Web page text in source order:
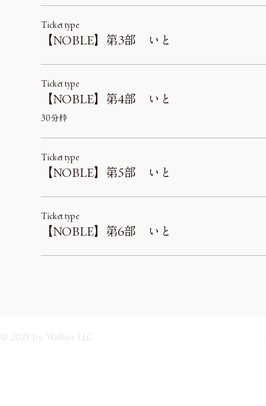
Ticket type
【NOBLE】第3部 いと
Ticket type
【NOBLE】第4部 いと
30分枠
Ticket type
【NOBLE】第5部 いと
Ticket type
【NOBLE】第6部 いと
© 2021 by Walker LLC